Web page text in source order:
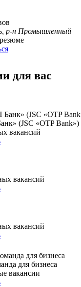
р-н Промышленный
для вас
(JSC «OTP Bank»)
вакансий
вакансий
вакансий
для бизнеса
вакансии